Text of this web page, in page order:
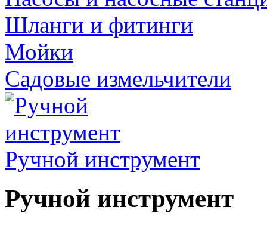
Шланги и фитинги
Мойки
Садовые измельчители
Ручной инструмент
Ручной инструмент